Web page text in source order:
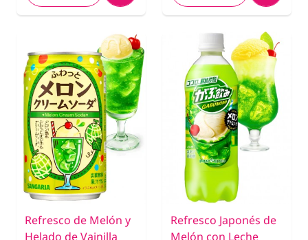
Refresco de Melón y
Helado de Vainilla
Refresco Japonés de
Melón con Leche